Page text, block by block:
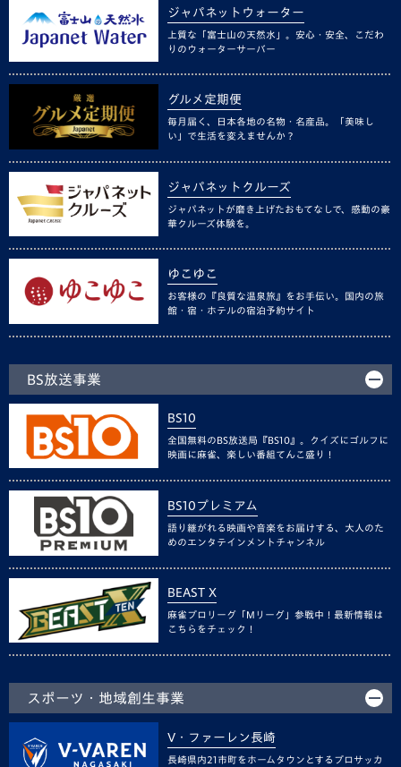
ジャパネットウォーター
上質な「富士山の天然水」。安心・安全、こだわ
りのウォーターサーバー
グルメ定期便
毎月届く、日本各地の名物・名産品。「美味し
い」で生活を変えませんか？
ジャパネットクルーズ
ジャパネットが磨き上げたおもてなしで、感動の豪
華クルーズ体験を。
ゆこゆこ
お客様の『良質な温泉旅』をお手伝い。国内の旅
館・宿・ホテルの宿泊予約サイト
BS放送事業
BS10
全国無料のBS放送局『BS10』。クイズにゴルフに
映画に麻雀、楽しい番組てんこ盛り！
BS10プレミアム
語り継がれる映画や音楽をお届けする、大人のた
めのエンタテインメントチャンネル
BEAST X
麻雀プロリーグ「Mリーグ」参戦中！最新情報は
こちらをチェック！
スポーツ・地域創生事業
V・ファーレン長崎
長崎県内21市町をホームタウンとするプロサッカ